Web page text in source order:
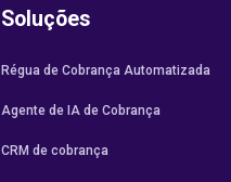
Soluções
Régua de Cobrança Automatizada
Agente de IA de Cobrança
CRM de cobrança